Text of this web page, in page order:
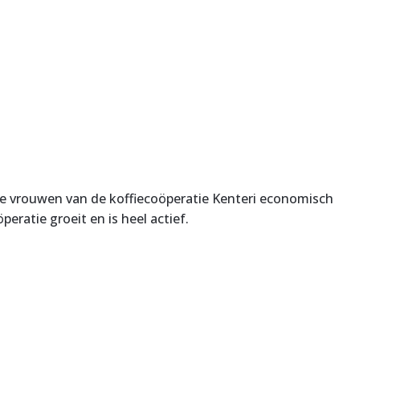
vrouwen van de koffiecoöperatie Kenteri economisch
groeit en is heel actief.